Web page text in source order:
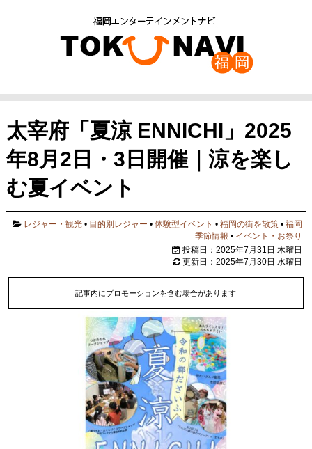
太宰府「夏涼 ENNICHI」2025
年8月2日・3日開催｜涼を楽し
む夏イベント
レジャー・観光 • 目的別レジャー •体験型イベント •福岡の街を散策 •福岡
季節情報 • イベント・お祭り
投稿日：2025年7月31日 木曜日
更新日：2025年7月30日 水曜日
記事内にプロモーションを含む場合があります